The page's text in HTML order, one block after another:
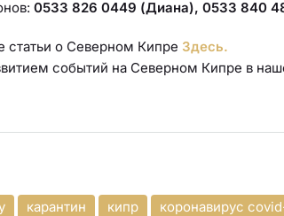
0533 826 0449 (Диана), 0533 840
статьи о Северном Кипре Здесь.
событий на Северном Кипре в
карантин кипр коронавирус